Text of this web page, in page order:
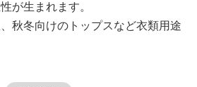
が生まれます。
秋冬向けのトップスなど衣類用途